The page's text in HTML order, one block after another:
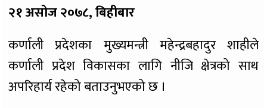
२१ असोज २०७८, बिहीबार
कर्णाली प्रदेशका मुख्यमन्त्री महेन्द्रबहादुर शाहीले
कर्णाली प्रदेश विकासका लागि नीजि क्षेत्रको साथ
अपरिहार्य रहेको बताउनुभएको छ ।